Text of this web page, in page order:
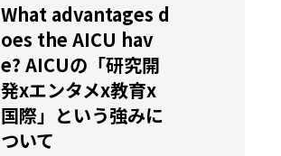
What advantages d
oes the AICU hav
e? AICUの「研究開
発xエンタメx教育x
国際」という強みに
ついて